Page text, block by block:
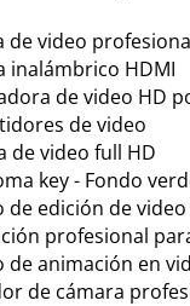
de video
inalámbrico HDMI
de video HD
de video
de video full HD
key - Fondo
de edición de
profesional
de animación en
de cámara